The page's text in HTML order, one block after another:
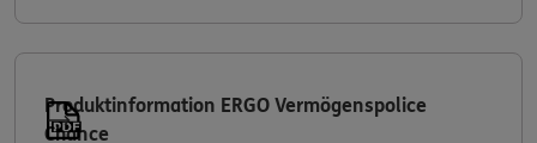
Produktinformation ERGO Vermögenspolice
Chance